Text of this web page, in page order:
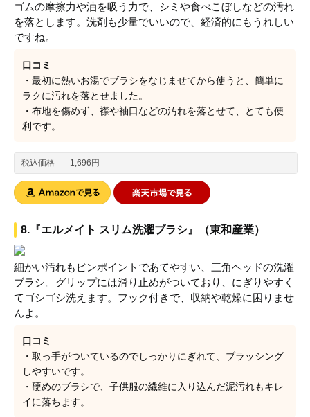
ゴムの摩擦力や油を吸う力で、シミや食べこぼしなどの汚れ
を落とします。洗剤も少量でいいので、経済的にもうれしい
ですね。
口コミ
・最初に熱いお湯でブラシをなじませてから使うと、簡単に
ラクに汚れを落とせました。
・布地を傷めず、襟や袖口などの汚れを落とせて、とても便
利です。
税込価格 1,696円
8.『エルメイト スリム洗濯ブラシ』（東和産業）
細かい汚れもピンポイントであてやすい、三角ヘッドの洗濯
ブラシ。グリップには滑り止めがついており、にぎりやすく
てゴシゴシ洗えます。フック付きで、収納や乾燥に困りませ
んよ。
口コミ
・取っ手がついているのでしっかりにぎれて、ブラッシング
しやすいです。
・硬めのブラシで、子供服の繊維に入り込んだ泥汚れもキレ
イに落ちます。